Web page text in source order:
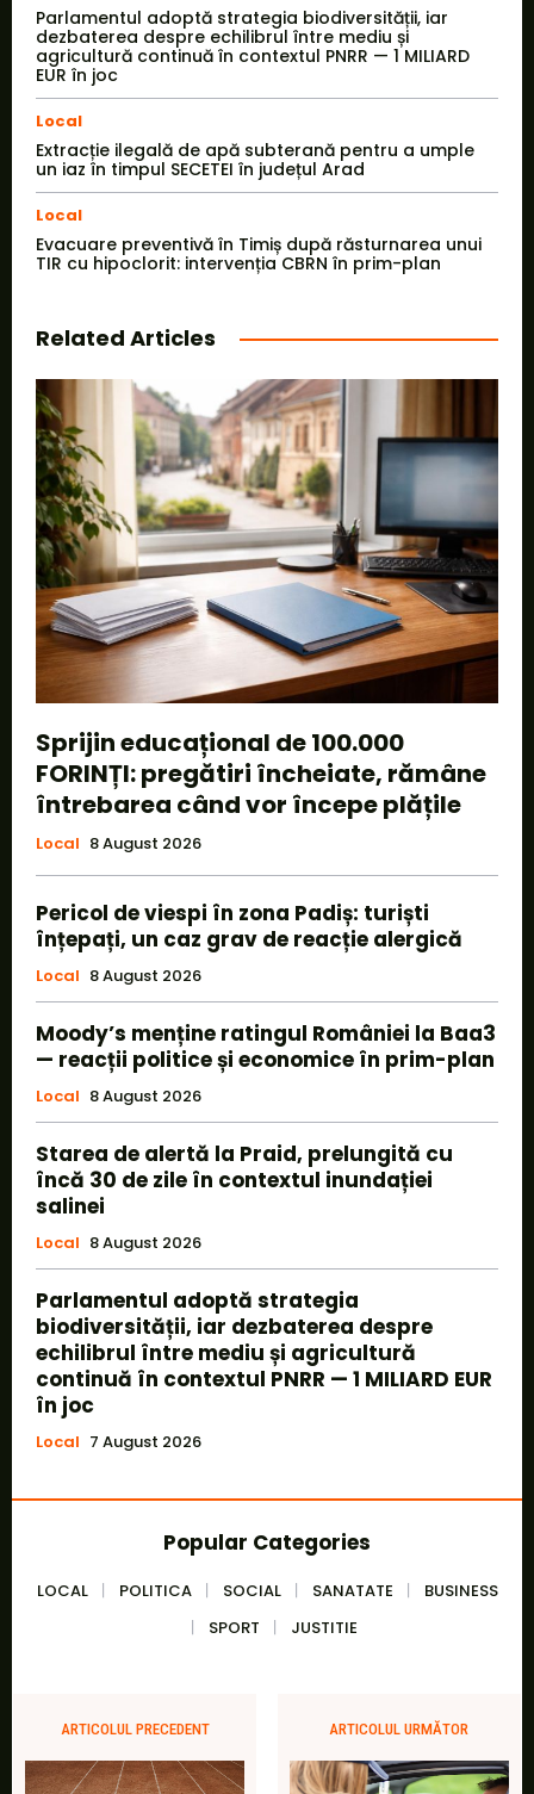
Parlamentul adoptă strategia biodiversității, iar
dezbaterea despre echilibrul între mediu și
agricultură continuă în contextul PNRR — 1 MILIARD
EUR în joc
Local
Extracție ilegală de apă subterană pentru a umple
un iaz în timpul SECETEI în județul Arad
Local
Evacuare preventivă în Timiș după răsturnarea unui
TIR cu hipoclorit: intervenția CBRN în prim-plan
Related Articles
Sprijin educațional de 100.000
FORINȚI: pregătiri încheiate, rămâne
întrebarea când vor începe plățile
Local 8 August 2026
Pericol de viespi în zona Padiș: turiști
înțepați, un caz grav de reacție alergică
Local 8 August 2026
Moody’s menține ratingul României la Baa3
— reacții politice și economice în prim-plan
Local 8 August 2026
Starea de alertă la Praid, prelungită cu
încă 30 de zile în contextul inundației
salinei
Local 8 August 2026
Parlamentul adoptă strategia
biodiversității, iar dezbaterea despre
echilibrul între mediu și agricultură
continuă în contextul PNRR — 1 MILIARD EUR
în joc
Local 7 August 2026
Popular Categories
LOCAL POLITICA SOCIAL SANATATE
BUSINESS
SPORT
JUSTITIE
ARTICOLUL PRECEDENT ARTICOLUL URMĂTOR